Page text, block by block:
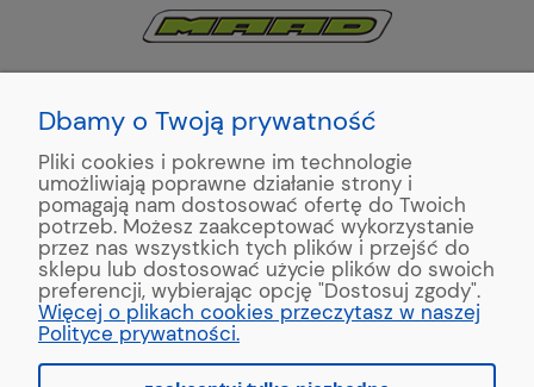
+48 663195531
ul. Reymonta 2
89-500 Tuchola
Copyright © 2022 MAAD Zaginarki - Producent Maszyn
Blacharskich. Produkcja:MinisterstwoReklamy.pl
Dbamy o Twoją prywatność
Pliki cookies i pokrewne im technologie
umożliwiają poprawne działanie strony i
pomagają nam dostosować ofertę do Twoich
potrzeb. Możesz zaakceptować wykorzystanie
przez nas wszystkich tych plików i przejść do
sklepu lub dostosować użycie plików do swoich
preferencji, wybierając opcję "Dostosuj zgody".
Więcej o plikach cookies przeczytasz w naszej
Polityce prywatności.